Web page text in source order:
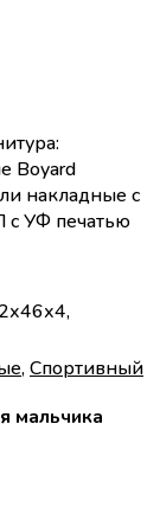
Boyard
накладные с
с УФ печатью
,Спортивный
мальчика